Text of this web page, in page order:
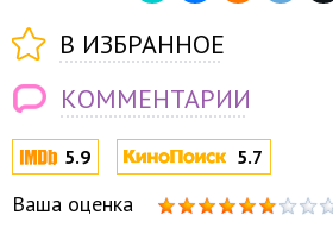
5.9 5.7
Ваша оценка
В ИЗБРАННОЕ
КОММЕНТАРИИ